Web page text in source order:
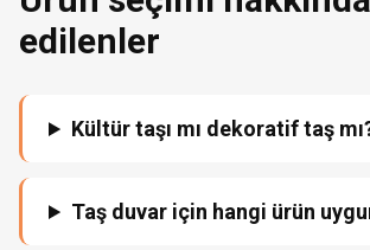
edilenler
Kültür taşı mı dekoratif taş
Taş duvar için hangi ürün